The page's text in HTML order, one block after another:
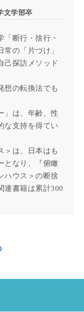
文学部卒
断行・捨行・
の「片づけ」
己探訪メソッド
想の転換法でも
」は、年齢、性
な支持を得てい
＞は、日本はも
となり、『俯瞰
ハウス＞の断捨
連書籍は累計300